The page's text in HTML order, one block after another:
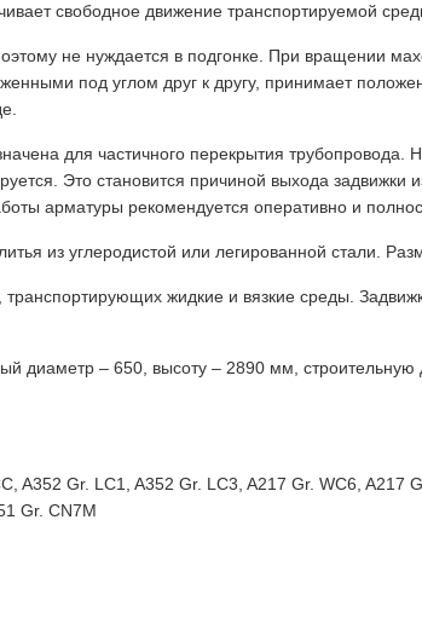
свободное движение транспортируемой
не нуждается в подгонке. При вращении
под углом друг к другу, принимает
для частичного перекрытия трубопровода.
Это становится причиной выхода задвижки
арматуры рекомендуется оперативно и
из углеродистой или легированной стали.
транспортирующих жидкие и вязкие среды.
диаметр – 650, высоту – 2890 мм,
A352 Gr. LC1, A352 Gr. LC3, A217 Gr. WC6, A217
Gr. CN7M